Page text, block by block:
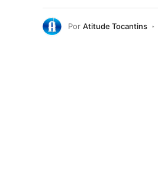
Por Atitude Tocantins